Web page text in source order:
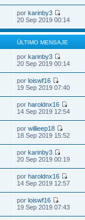
porkarinby3
20 Sep 2019 00:14
ÚLTIMO MENSAJE
porkarinby3
20 Sep 2019 00:14
porloiswf16
19 Sep 2019 07:40
porharoldnx16
14 Sep 2019 12:54
porwillieep18
18 Sep 2019 15:52
porkarinby3
20 Sep 2019 00:19
porharoldnx16
14 Sep 2019 12:57
porloiswf16
19 Sep 2019 07:43